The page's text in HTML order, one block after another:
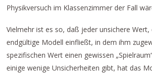
Physikversuch im Klassenzimmer der Fall
Vielmehr ist es so, daß jeder unsichere Wert,
endgültige Modell einfließt, in dem ihm
spezifischen Wert einen gewissen
einige wenige Unsicherheiten gibt, hat das